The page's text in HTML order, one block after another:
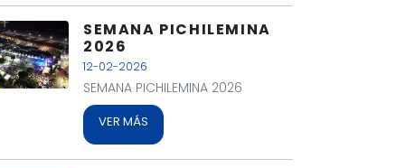
SEMANA PICHILEMINA
2026
12-02-2026
SEMANA PICHILEMINA 2026
VER MÁS